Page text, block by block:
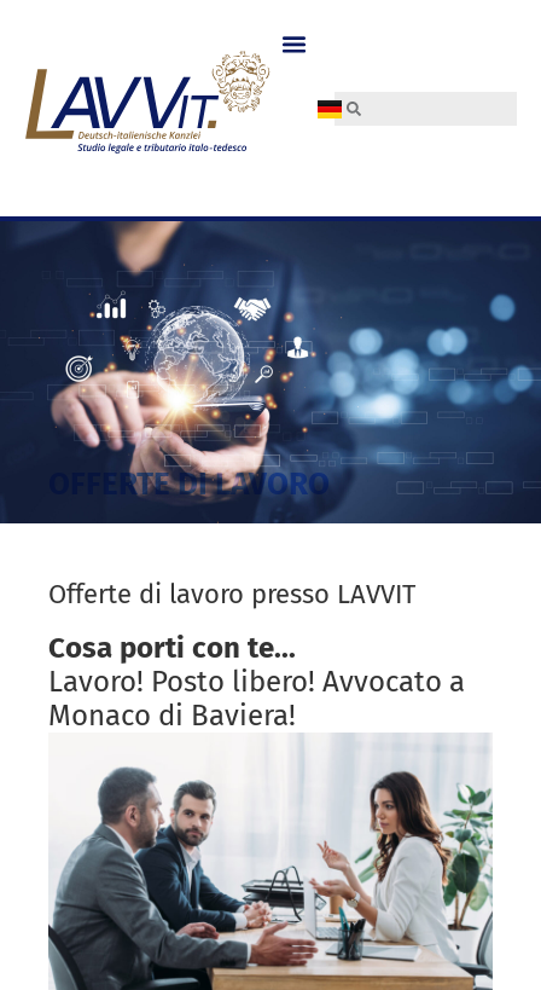
OFFERTE DI LAVORO
Offerte di lavoro presso LAVVIT
Cosa porti con te...
Lavoro! Posto libero! Avvocato a
Monaco di Baviera!